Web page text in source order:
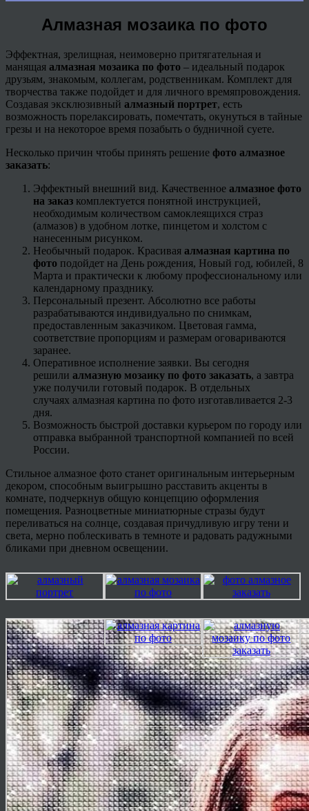
Алмазная мозаика по фото
Эффектная, зрелищная, неимоверно притягательная и
манящая алмазная мозаика по фото – идеальный подарок
друзьям, знакомым, коллегам, родственникам. Комплект для
творчества также подойдет и для личного времяпровождения.
Создавая эксклюзивный алмазный портрет, есть
возможность порелаксировать, помечтать, окунуться в тайные
грезы и на некоторое время позабыть о будничной суете.
Несколько причин чтобы принять решение фото алмазное
заказать:
Эффектный внешний вид. Качественное алмазное фото
на заказ комплектуется понятной инструкцией,
необходимым количеством самоклеящихся страз
(алмазов) в удобном лотке, пинцетом и холстом с
нанесенным рисунком.
Необычный подарок. Красивая алмазная картина по
фото подойдет на День рождения, Новый год, юбилей, 8
Марта и практически к любому профессиональному или
календарному празднику.
Персональный презент. Абсолютно все работы
разрабатываются индивидуально по снимкам,
предоставленным заказчиком. Цветовая гамма,
соответствие пропорциям и размерам оговариваются
заранее.
Оперативное исполнение заявки. Вы сегодня
решили алмазную мозаику по фото заказать, а завтра
уже получили готовый подарок. В отдельных
случаях алмазная картина по фото изготавливается 2-3
дня.
Возможность быстрой доставки курьером по городу или
отправка выбранной транспортной компанией по всей
России.
Стильное алмазное фото станет оригинальным интерьерным
декором, способным выигрышно расставить акценты в
комнате, подчеркнув общую концепцию оформления
помещения. Разноцветные миниатюрные стразы будут
переливаться на солнце, создавая причудливую игру тени и
света, мерно поблескивать в темноте и радовать радужными
бликами при дневном освещении.